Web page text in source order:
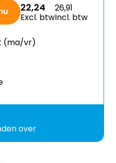
22,24
Excl. btw
26,91
Incl. btw
(ma/vr)
over